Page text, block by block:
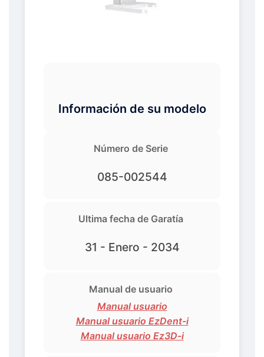
Información de su modelo
Número de Serie
085-002544
Ultima fecha de Garatía
31 - Enero - 2034
Manual de usuario
Manual usuario
Manual usuario EzDent-i
Manual usuario Ez3D-i